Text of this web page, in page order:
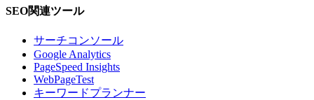
SEO関連ツール
サーチコンソール
Google Analytics
PageSpeed Insights
WebPageTest
キーワードプランナー